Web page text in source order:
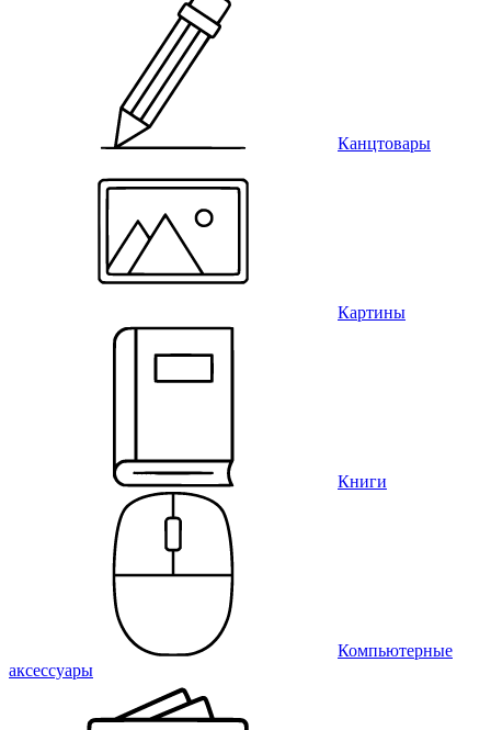
Канцтовары
Картины
Книги
Компьютерные
аксессуары